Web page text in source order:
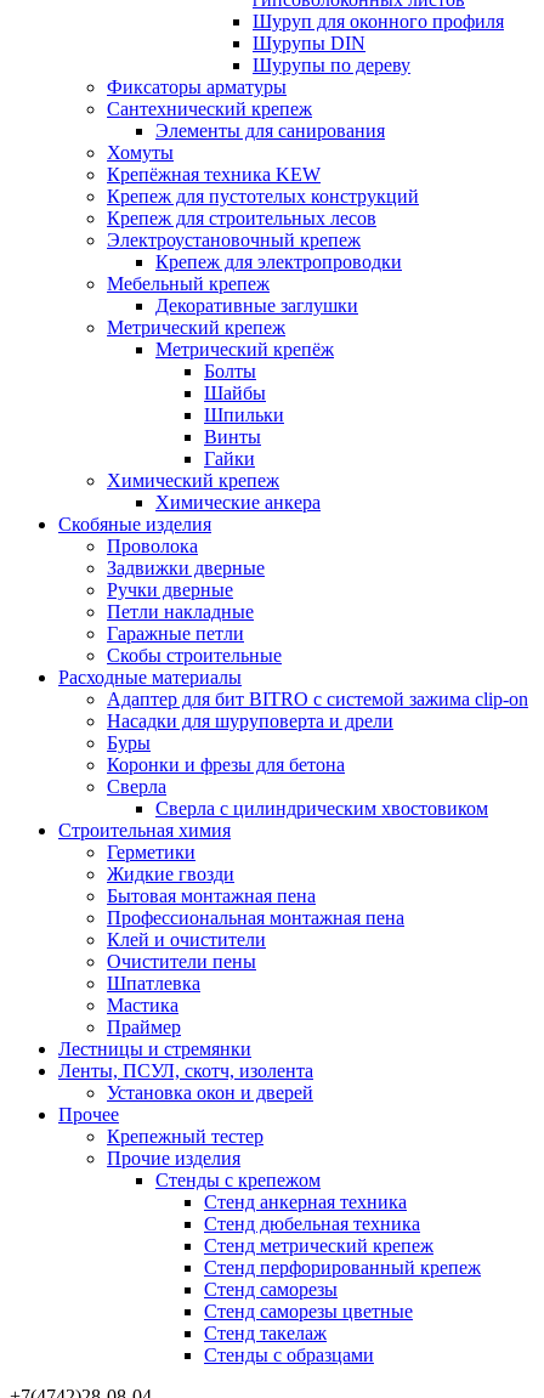
Шуруп для оконного профиля
Шурупы DIN
Шурупы по дереву
Фиксаторы арматуры
Сантехнический крепеж
Элементы для санирования
Хомуты
Крепёжная техника KEW
Крепеж для пустотелых конструкций
Крепеж для строительных лесов
Электроустановочный крепеж
Крепеж для электропроводки
Мебельный крепеж
Декоративные заглушки
Метрический крепеж
Метрический крепёж
Болты
Шайбы
Шпильки
Винты
Гайки
Химический крепеж
Химические анкера
Скобяные изделия
Проволока
Задвижки дверные
Ручки дверные
Петли накладные
Гаражные петли
Скобы строительные
Расходные материалы
Адаптер для бит BITRO с системой зажима clip-on
Насадки для шуруповерта и дрели
Буры
Коронки и фрезы для бетона
Сверла
Сверла с цилиндрическим хвостовиком
Строительная химия
Герметики
Жидкие гвозди
Бытовая монтажная пена
Профессиональная монтажная пена
Клей и очистители
Очистители пены
Шпатлевка
Мастика
Праймер
Лестницы и стремянки
Ленты, ПСУЛ, скотч, изолента
Установка окон и дверей
Прочее
Крепежный тестер
Прочие изделия
Стенды с крепежом
Стенд анкерная техника
Стенд дюбельная техника
Стенд метрический крепеж
Стенд перфорированный крепеж
Стенд саморезы
Стенд саморезы цветные
Стенд такелаж
Стенды с образцами